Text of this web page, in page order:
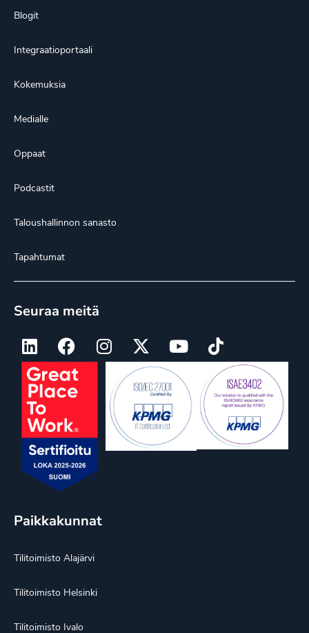
Blogit
Integraatioportaali
Kokemuksia
Medialle
Oppaat
Podcastit
Taloushallinnon sanasto
Tapahtumat
Seuraa meitä
Paikkakunnat
Tilitoimisto Alajärvi
Tilitoimisto Helsinki
Tilitoimisto Ivalo